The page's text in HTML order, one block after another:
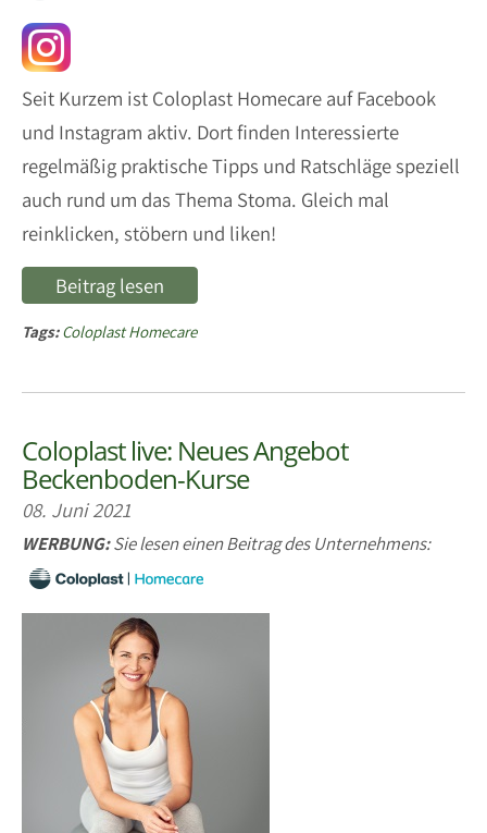
Seit Kurzem ist Coloplast Homecare auf Facebook
und Instagram aktiv. Dort finden Interessierte
regelmäßig praktische Tipps und Ratschläge speziell
auch rund um das Thema Stoma. Gleich mal
reinklicken, stöbern und liken!
Beitrag lesen
Tags:Coloplast Homecare
Coloplast live: Neues Angebot
Beckenboden-Kurse
08. Juni 2021
WERBUNG:Sie lesen einen Beitrag des Unternehmens: